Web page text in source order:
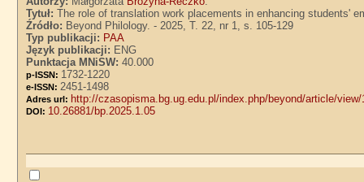
Tytuł:The role of translation work placements in enhancing students'
Źródło: Beyond Philology. - 2025, T. 22, nr 1, s. 105-129
Typ publikacji: PAA
Język publikacji: ENG
Punktacja MNiSW:40.000
p-ISSN: 1732-1220
e-ISSN: 2451-1498
Adres url: http://czasopisma.bg.ug.edu.pl/index.php/beyond/article/view/
DOI: 10.26881/bp.2025.1.05